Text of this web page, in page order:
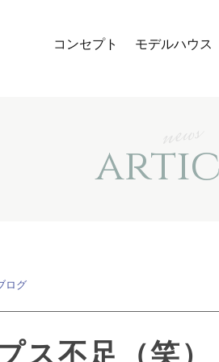
コンセプト モデルハウス
ログ
ス不足（笑）